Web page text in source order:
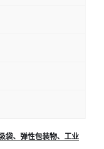
袋、弹性包装物、工业